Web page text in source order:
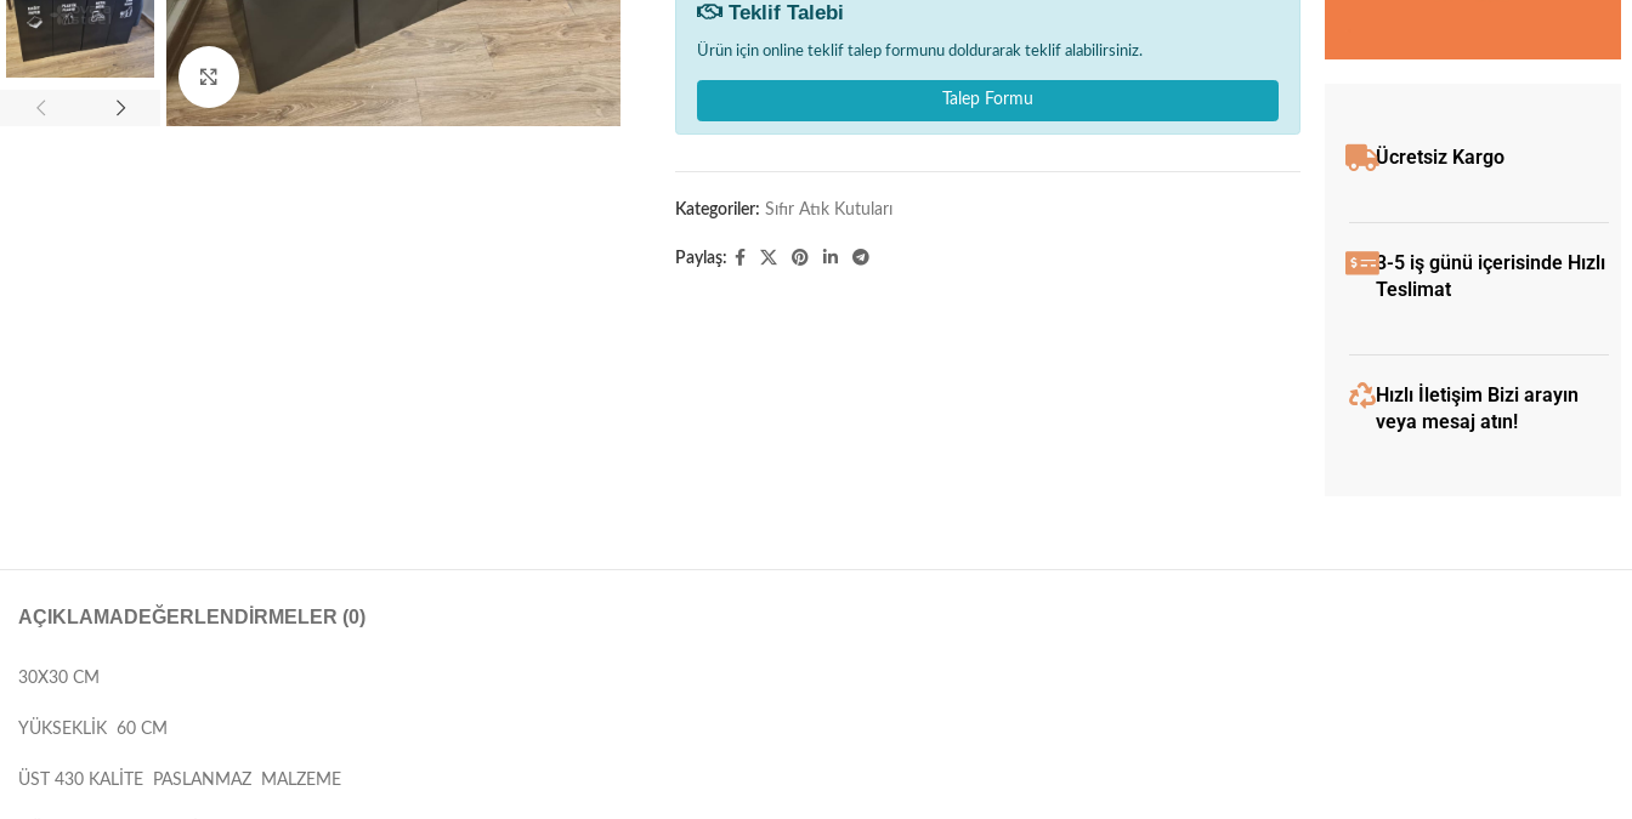
Büyütmek için tıklayın
Teklif Talebi
Ürün için online teklif talep formunu doldurarak teklif alabilirsiniz.
Talep Formu
Kategoriler: Sıfır Atık Kutuları
Paylaş:
Ücretsiz Kargo
3-5 iş günü içerisinde Hızlı
Teslimat
Hızlı İletişim Bizi arayın
veya mesaj atın!
AÇIKLAMA DEĞERLENDIRMELER (0)
30X30 CM
YÜKSEKLİK 60 CM
ÜST 430 KALİTE PASLANMAZ MALZEME